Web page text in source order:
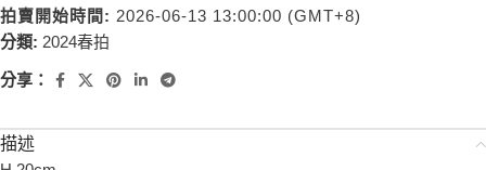
拍賣開始時間: 2026-06-13 13:00:00 (GMT+8)
分類: 2024春拍
分享：
描述